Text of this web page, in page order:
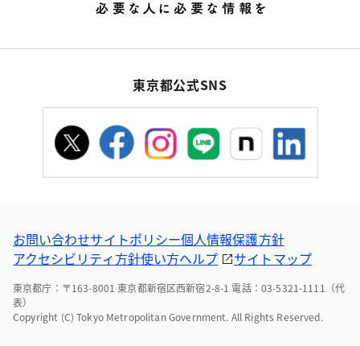
東京都公式SNS
お問い合わせサイトポリシー個人情報保護方針
アクセシビリティ方針使い方ヘルプ サイトマップ
東京都庁：〒163-8001 東京都新宿区西新宿2-8-1 電話：03-5321-1111（代
表）
Copyright (C) Tokyo Metropolitan Government. All Rights Reserved.